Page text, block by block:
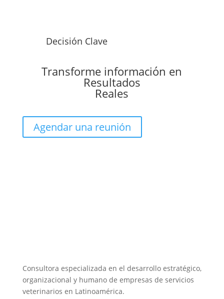
Decisión Clave
Transforme información en
Resultados
Reales
Agendar una reunión
Consultora especializada en el desarrollo estratégico,
organizacional y humano de empresas de servicios
veterinarios en Latinoamérica.